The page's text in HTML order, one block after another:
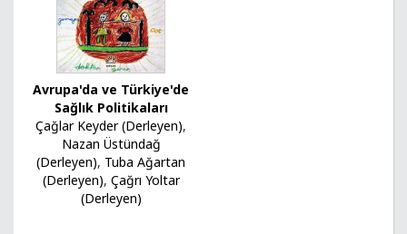
Avrupa'da ve Türkiye'de
Sağlık Politikaları
Çağlar Keyder (Derleyen),
Nazan Üstündağ
(Derleyen), Tuba Ağartan
(Derleyen), Çağrı Yoltar
(Derleyen)